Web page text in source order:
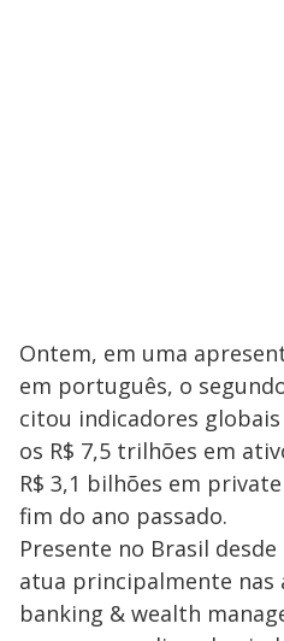
Ontem, em uma
em português, o
citou indicadores
os R$ 7,5 trilhões em
R$ 3,1 bilhões em
fim do ano passado.
Presente no Brasil desde
atua principalmente nas
banking & wealth